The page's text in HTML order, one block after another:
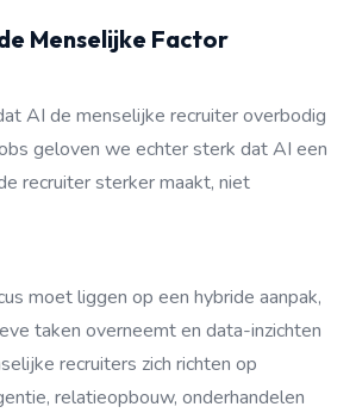
Menselijke Factor
AI de menselijke recruiter overbodig
geloven we echter sterk dat AI een
recruiter sterker maakt, niet
moet liggen op een hybride aanpak,
taken overneemt en data-inzichten
recruiters zich richten op
relatieopbouw, onderhandelen